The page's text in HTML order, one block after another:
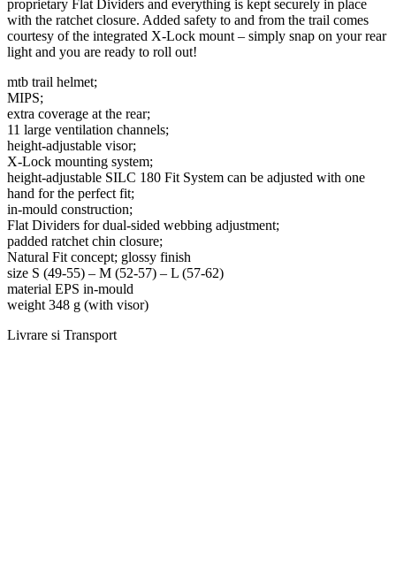
proprietary Flat Dividers and everything is kept securely in place
with the ratchet closure. Added safety to and from the trail comes
courtesy of the integrated X-Lock mount – simply snap on your rear
light and you are ready to roll out!
mtb trail helmet;
MIPS;
extra coverage at the rear;
11 large ventilation channels;
height-adjustable visor;
X-Lock mounting system;
height-adjustable SILC 180 Fit System can be adjusted with one
hand for the perfect fit;
in-mould construction;
Flat Dividers for dual-sided webbing adjustment;
padded ratchet chin closure;
Natural Fit concept; glossy finish
size S (49-55) – M (52-57) – L (57-62)
material EPS in-mould
weight 348 g (with visor)
Livrare si Transport